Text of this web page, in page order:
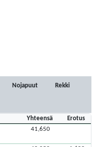
Nojapuut Rekki
Yhteensä
Erotus
41,650